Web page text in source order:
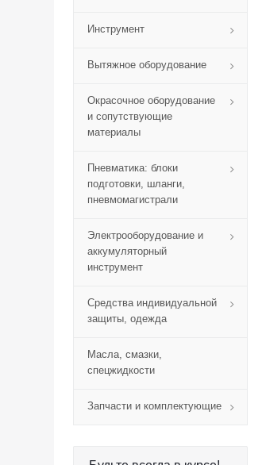
Инструмент
Вытяжное оборудование
Окрасочное оборудование
и сопутствующие
материалы
Пневматика: блоки
подготовки, шланги,
пневмомагистрали
Электрооборудование и
аккумуляторный
инструмент
Средства индивидуальной
защиты, одежда
Масла, смазки,
спецжидкости
Запчасти и комплектующие